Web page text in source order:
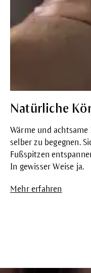
Natürliche
Wärme und
selber zu begegnen.
Fußspitzen
In gewisser Weise ja.
Mehr erfahren